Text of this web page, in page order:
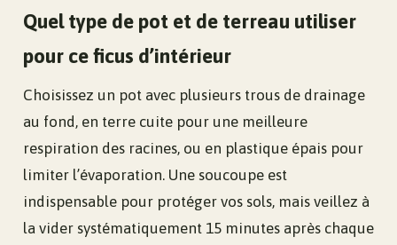
Quel type de pot et de terreau utiliser
pour ce ficus d’intérieur
Choisissez un pot avec plusieurs trous de drainage
au fond, en terre cuite pour une meilleure
respiration des racines, ou en plastique épais pour
limiter l’évaporation. Une soucoupe est
indispensable pour protéger vos sols, mais veillez à
la vider systématiquement 15 minutes après chaque